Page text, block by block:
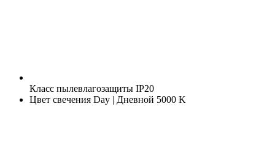
Класс пылевлагозащиты IP20
Цвет свечения Day | Дневной 5000 K